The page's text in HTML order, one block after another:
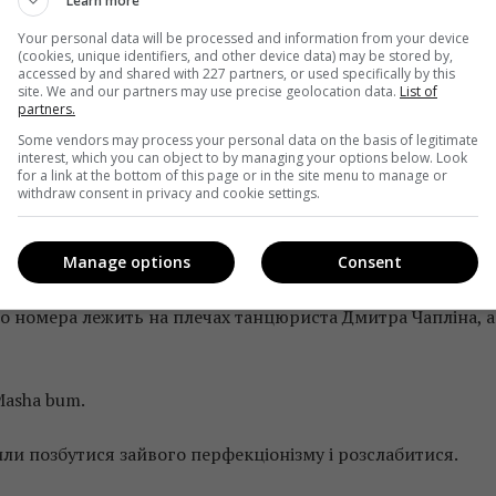
Витягла партнерка. Підтримки – це круто, але на них
танцюристів з деревами, зазначивши потужну підтримку
Але сильне дерево».
Марченко, хоча й не так, як передбачалося спочатку.
номера лежить на плечах танцюриста Дмитра Чапліна, а
bum.
зайвого перфекціонізму і розслабитися.
Your personal data will be processed and information from your device
(cookies, unique identifiers, and other device data) may be stored by,
accessed by and shared with 227 partners, or used specifically by this
site. We and our partners may use precise geolocation data. List of
partners.
Some vendors may process your personal data on the basis of legitimate
interest, which you can object to by managing your options below. Look
for a link at the bottom of this page or in the site menu to manage or
withdraw consent in privacy and cookie settings.
Consent
Manage options